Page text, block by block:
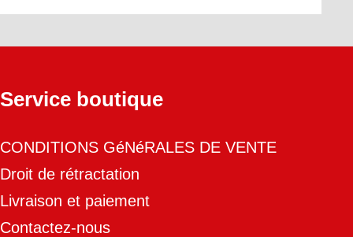
Service boutique
CONDITIONS GéNéRALES DE VENTE
Droit de rétractation
Livraison et paiement
Contactez-nous